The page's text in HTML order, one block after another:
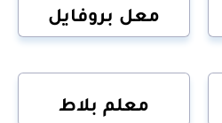
معل بروفايل
معلم بلاط